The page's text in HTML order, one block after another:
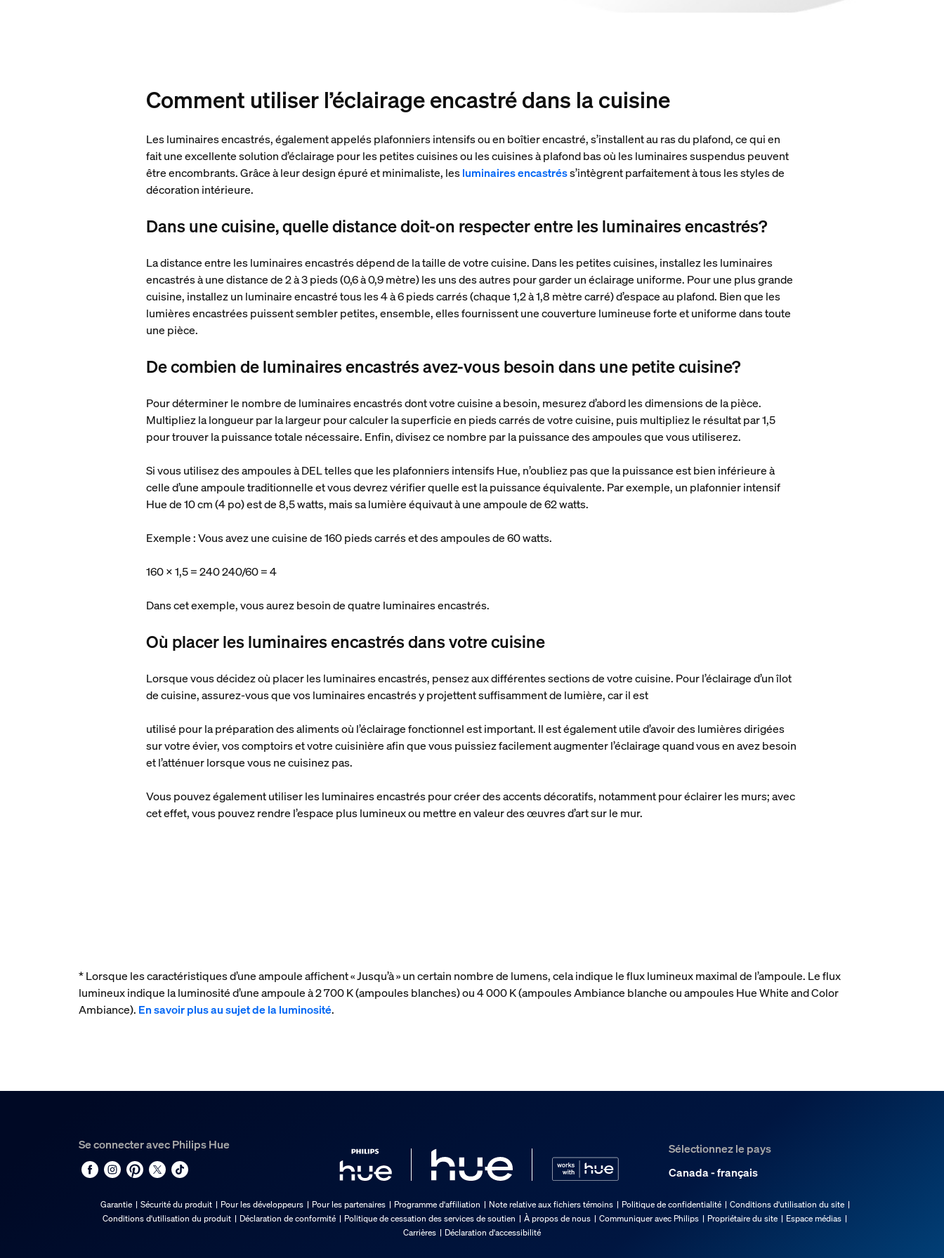
Comment utiliser l’éclairage encastré dans la cuisine
Les luminaires encastrés, également appelés plafonniers intensifs ou en boîtier encastré, s’installent au ras du plafond, ce qui en
fait une excellente solution d’éclairage pour les petites cuisines ou les cuisines à plafond bas où les luminaires suspendus peuvent
être encombrants. Grâce à leur design épuré et minimaliste, lesluminaires encastréss’intègrent parfaitement à tous les styles de
décoration intérieure.
Dans une cuisine, quelle distance doit-on respecter entre les luminaires encastrés?
La distance entre les luminaires encastrés dépend de la taille de votre cuisine. Dans les petites cuisines, installez les luminaires
encastrés à une distance de 2 à 3 pieds (0,6 à 0,9 mètre) les uns des autres pour garder un éclairage uniforme. Pour une plus grande
cuisine, installez un luminaire encastré tous les 4 à 6 pieds carrés (chaque 1,2 à 1,8 mètre carré) d’espace au plafond. Bien que les
lumières encastrées puissent sembler petites, ensemble, elles fournissent une couverture lumineuse forte et uniforme dans toute
une pièce.
De combien de luminaires encastrés avez-vous besoin dans une petite cuisine?
Pour déterminer le nombre de luminaires encastrés dont votre cuisine a besoin, mesurez d’abord les dimensions de la pièce.
Multipliez la longueur par la largeur pour calculer la superficie en pieds carrés de votre cuisine, puis multipliez le résultat par 1,5
pour trouver la puissance totale nécessaire. Enfin, divisez ce nombre par la puissance des ampoules que vous utiliserez.
Si vous utilisez des ampoules à DEL telles que les plafonniers intensifs Hue, n’oubliez pas que la puissance est bien inférieure à
celle d’une ampoule traditionnelle et vous devrez vérifier quelle est la puissance équivalente. Par exemple, un plafonnier intensif
Hue de 10 cm (4 po) est de 8,5 watts, mais sa lumière équivaut à une ampoule de 62 watts.
Exemple : Vous avez une cuisine de 160 pieds carrés et des ampoules de 60 watts.
160 x 1,5 = 240 240/60 = 4
Dans cet exemple, vous aurez besoin de quatre luminaires encastrés.
Où placer les luminaires encastrés dans votre cuisine
Lorsque vous décidez où placer les luminaires encastrés, pensez aux différentes sections de votre cuisine. Pour l’éclairage d’un îlot
de cuisine, assurez-vous que vos luminaires encastrés y projettent suffisamment de lumière, car il est
utilisé pour la préparation des aliments où l’éclairage fonctionnel est important. Il est également utile d’avoir des lumières dirigées
sur votre évier, vos comptoirs et votre cuisinière afin que vous puissiez facilement augmenter l’éclairage quand vous en avez besoin
et l’atténuer lorsque vous ne cuisinez pas.
Vous pouvez également utiliser les luminaires encastrés pour créer des accents décoratifs, notamment pour éclairer les murs; avec
cet effet, vous pouvez rendre l’espace plus lumineux ou mettre en valeur des œuvres d’art sur le mur.
* Lorsque les caractéristiques d’une ampoule affichent « Jusqu’à » un certain nombre de lumens, cela indique le flux lumineux maximal de l’ampoule. Le flux
lumineux indique la luminosité d’une ampoule à 2 700 K (ampoules blanches) ou 4 000 K (ampoules Ambiance blanche ou ampoules Hue White and Color
Ambiance). En savoir plus au sujet de la luminosité.
Se connecter avec Philips Hue
Sélectionnez le pays
Canada - français
Garantie Sécurité du produit Pour les développeurs Pour les partenaires Programme d'affiliation Note relative aux fichiers témoins Politique de confidentialité
Conditions d'utilisation du site
Conditions d'utilisation du produit
Déclaration de conformité Politique de cessation des services de soutien À propos de nous Communiquer avec Philips Propriétaire du site
Espace médias
Carrières
Déclaration d'accessibilité